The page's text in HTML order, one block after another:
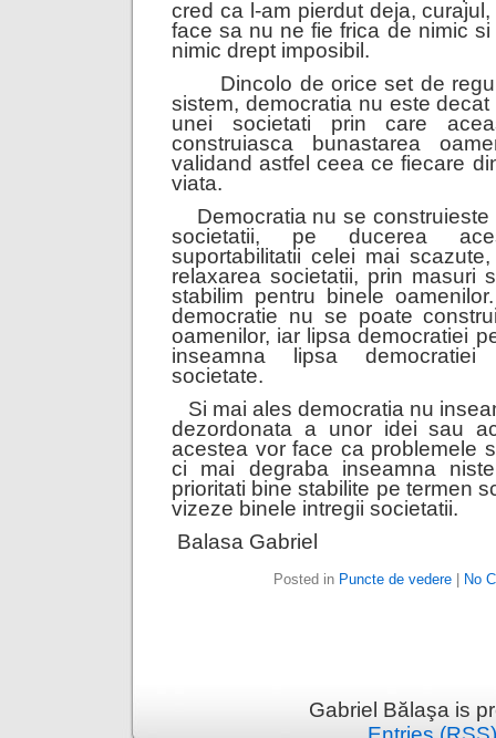
cred ca l-am pierdut deja,
face sa nu ne fie frica de nimic
nimic drept imposibil.
Dincolo de orice set de
sistem, democratia nu este
unei societati prin care
construiasca bunastarea
validand astfel ceea ce fiecare
viata.
Democratia nu se
societatii, pe ducerea
suportabilitatii celei mai
relaxarea societatii, prin masuri
stabilim pentru binele
democratie nu se poate
oamenilor, iar lipsa democratiei
inseamna lipsa democratiei
societate.
Si mai ales democratia nu
dezordonata a unor idei sau
acestea vor face ca problemele
ci mai degraba inseamna
prioritati bine stabilite pe termen
vizeze binele intregii societatii.
Balasa Gabriel
Posted in Puncte de vedere No
Gabriel Bălaşa is